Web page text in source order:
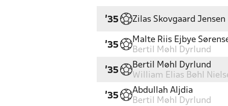
'35 Zilas Skovgaard Jensen
'35
Malte Riis Ejbye
Bertil Møhl Dyrlund
'35
Bertil Møhl Dyrlund
William Elias Bøhl
'35
Abdullah Aljdia
Bertil Møhl Dyrlund